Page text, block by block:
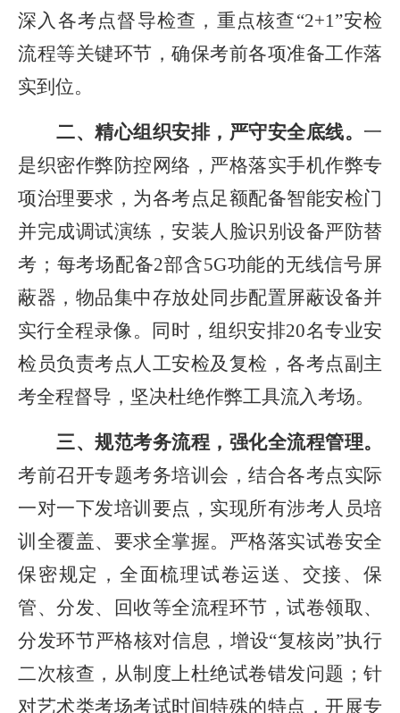
深入各考点督导检查，重点核查“2+1”安检
流程等关键环节，确保考前各项准备工作落
实到位。
二、精心组织安排，严守安全底线。 一
是织密作弊防控网络，严格落实手机作弊专
项治理要求，为各考点足额配备智能安检门
并完成调试演练，安装人脸识别设备严防替
考；每考场配备2部含5G功能的无线信号屏
蔽器，物品集中存放处同步配置屏蔽设备并
实行全程录像。同时，组织安排20名专业安
检员负责考点人工安检及复检，各考点副主
考全程督导，坚决杜绝作弊工具流入考场。
三、规范考务流程，强化全流程管理。
考前召开专题考务培训会，结合各考点实际
一对一下发培训要点，实现所有涉考人员培
训全覆盖、要求全掌握。严格落实试卷安全
保密规定，全面梳理试卷运送、交接、保
管、分发、回收等全流程环节，试卷领取、
分发环节严格核对信息，增设“复核岗”执行
二次核查，从制度上杜绝试卷错发问题；针
对艺术类考场考试时间特殊的特点，开展专